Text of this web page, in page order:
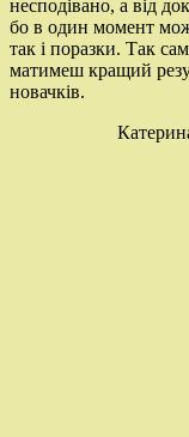
несподівано, а від
бо в один момент
так і поразки. Так
матимеш кращий
новачків.